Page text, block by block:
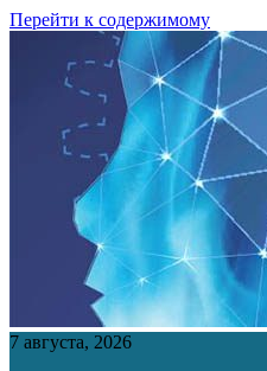
Перейти к содержимому
7 августа, 2026